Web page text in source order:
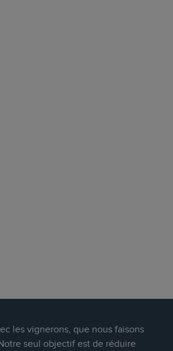
les vignerons, que nous faisons
seul objectif est de réduire